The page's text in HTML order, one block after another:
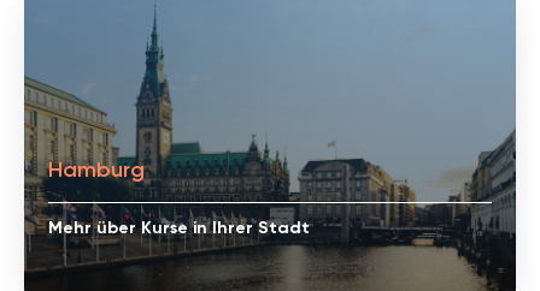
Hamburg
Mehr über Kurse in Ihrer Stadt